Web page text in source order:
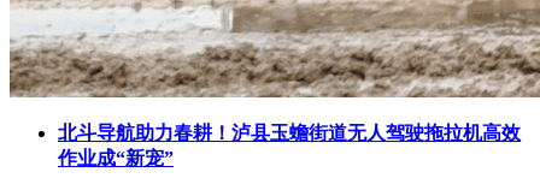
北斗导航助力春耕！泸县玉蟾街道无人驾驶拖拉机高效
作业成“新宠”